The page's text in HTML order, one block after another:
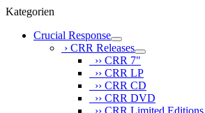
Kategorien
Crucial Response
› CRR Releases
›› CRR 7"
›› CRR LP
›› CRR CD
›› CRR DVD
›› CRR Limited Editions